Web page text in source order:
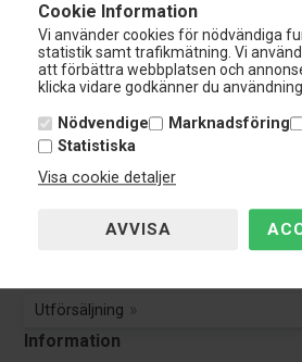
Cookie Information
Vi använder cookies för nödvändiga
statistik samt trafikmätning. Vi
att förbättra webbplatsen och
klicka vidare godkänner du
Nödvendige Marknadsföring
Statistiska
Visa cookie detaljer
Tel.: 0108-848 151
info@nardocar.se
Kundservice
Avbryt beställning
Utförsäljning
Information